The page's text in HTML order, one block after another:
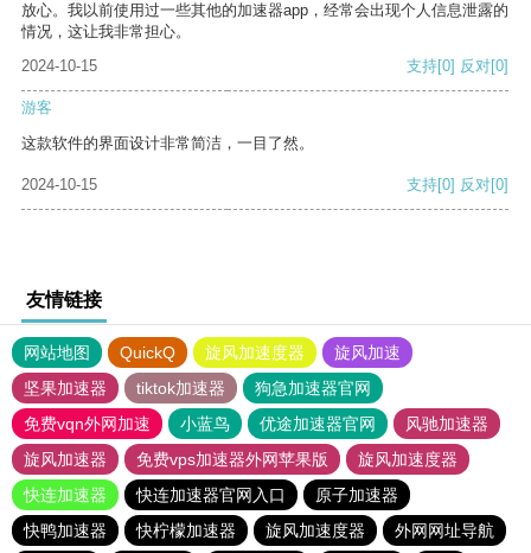
放心。我以前使用过一些其他的加速器app，经常会出现个人信息泄露的
情况，这让我非常担心。
2024-10-15
支持[0] 反对[0]
游客
这款软件的界面设计非常简洁，一目了然。
2024-10-15 支持[0] 反对[0]
友情链接
网站地图 QuickQ 旋风加速度器
旋风加速
坚果加速器
tiktok加速器
狗急加速器官网
免费vqn外网加速
小蓝鸟 优途加速器官网
风驰加速器
旋风加速器
免费vps加速器外网苹果版
旋风加速度器
快连加速器
快连加速器官网入口
原子加速器
快鸭加速器
快柠檬加速器 旋风加速度器
外网网址导航